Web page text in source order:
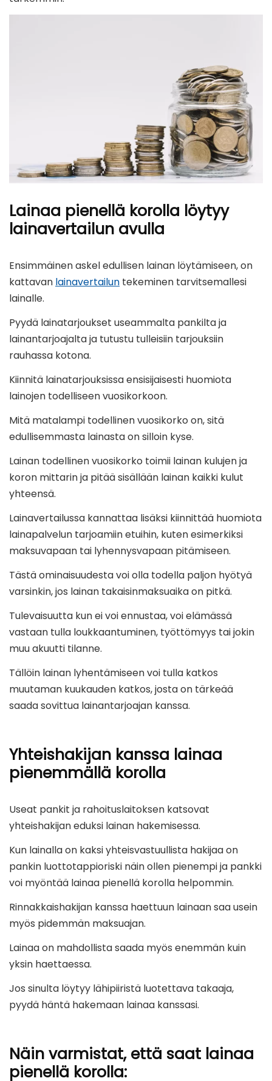
Lainaa pienellä korolla löytyy
lainavertailun avulla
Ensimmäinen askel edullisen lainan löytämiseen, on
kattavan lainavertailun tekeminen tarvitsemallesi
lainalle.
Pyydä lainatarjoukset useammalta pankilta ja
lainantarjoajalta ja tutustu tulleisiin tarjouksiin
rauhassa kotona.
Kiinnitä lainatarjouksissa ensisijaisesti huomiota
lainojen todelliseen vuosikorkoon.
Mitä matalampi todellinen vuosikorko on, sitä
edullisemmasta lainasta on silloin kyse.
Lainan todellinen vuosikorko toimii lainan kulujen ja
koron mittarin ja pitää sisällään lainan kaikki kulut
yhteensä.
Lainavertailussa kannattaa lisäksi kiinnittää huomiota
lainapalvelun tarjoamiin etuihin, kuten esimerkiksi
maksuvapaan tai lyhennysvapaan pitämiseen.
Tästä ominaisuudesta voi olla todella paljon hyötyä
varsinkin, jos lainan takaisinmaksuaika on pitkä.
Tulevaisuutta kun ei voi ennustaa, voi elämässä
vastaan tulla loukkaantuminen, työttömyys tai jokin
muu akuutti tilanne.
Tällöin lainan lyhentämiseen voi tulla katkos
muutaman kuukauden katkos, josta on tärkeää
saada sovittua lainantarjoajan kanssa.
Yhteishakijan kanssa lainaa
pienemmällä korolla
Useat pankit ja rahoituslaitoksen katsovat
yhteishakijan eduksi lainan hakemisessa.
Kun lainalla on kaksi yhteisvastuullista hakijaa on
pankin luottotappioriski näin ollen pienempi ja pankki
voi myöntää lainaa pienellä korolla helpommin.
Rinnakkaishakijan kanssa haettuun lainaan saa usein
myös pidemmän maksuajan.
Lainaa on mahdollista saada myös enemmän kuin
yksin haettaessa.
Jos sinulta löytyy lähipiiristä luotettava takaaja,
pyydä häntä hakemaan lainaa kanssasi.
Näin varmistat, että saat lainaa
pienellä korolla: